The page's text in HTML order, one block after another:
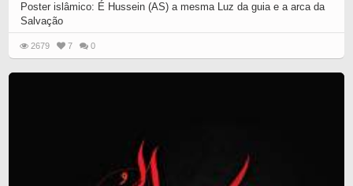
Poster islâmico: É Hussein (AS) a mesma Luz da guia e a arca da
Salvação
2679 7 0